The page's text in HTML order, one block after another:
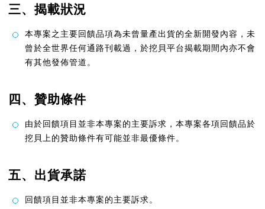
三、揭載狀況
本專案之主要回饋品項為未曾量產出貨的全新開發內容，未
曾於全世界任何通路刊載過，於挖貝平台揭載期間內亦不會
有其他發佈管道。
四、贊助條件
由於回饋項目並非本專案的主要訴求，本專案各項回饋品於
挖貝上的贊助條件有可能並非最優條件。
五、出貨承諾
回饋項目並非本專案的主要訴求。